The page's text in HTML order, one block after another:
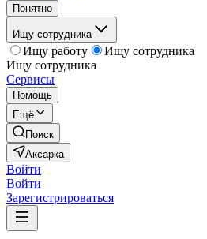
Понятно
Ищу сотрудника
Ищу работу
Ищу сотрудника
Ищу сотрудника
Сервисы
Помощь
Ещё
Поиск
Аксарка
Войти
Войти
Зарегистрироваться